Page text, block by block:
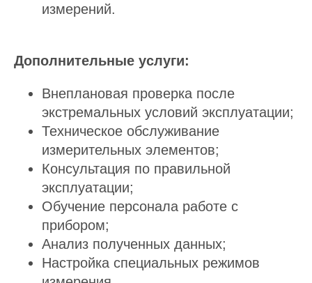
измерений.
Дополнительные услуги:
Внеплановая проверка после
экстремальных условий эксплуатации;
Техническое обслуживание
измерительных элементов;
Консультация по правильной
эксплуатации;
Обучение персонала работе с
прибором;
Анализ полученных данных;
Настройка специальных режимов